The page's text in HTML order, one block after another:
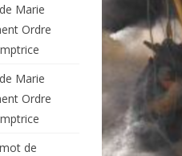
Marie
Ordre
Marie
Ordre
de